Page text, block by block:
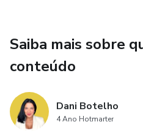
• Aplicar estratégias práticas
ABA e princípios socioculturais
• Integrar estimulação de FE
e da escola
Saiba mais sobre
conteúdo
Dani Botelho
4 Ano Hotmarter